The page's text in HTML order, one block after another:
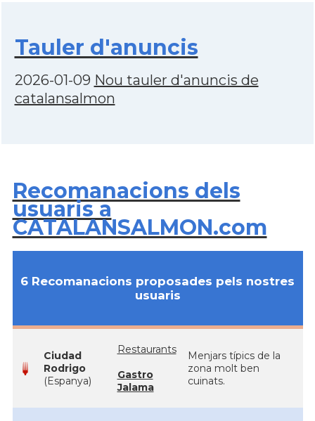
Tauler d'anuncis
2026-01-09 Nou tauler d'anuncis de
catalansalmon
Recomanacions dels
usuaris a
CATALANSALMON.com
6 Recomanacions proposades pels nostres
usuaris
Ciudad
Rodrigo
(Espanya)
Restaurants
Gastro
Jalama
Menjars típics de la
zona molt ben
cuinats.